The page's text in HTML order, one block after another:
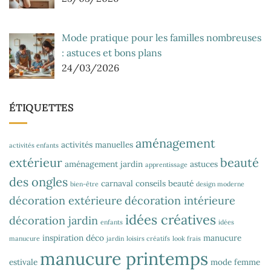
Mode pratique pour les familles nombreuses
: astuces et bons plans
24/03/2026
ÉTIQUETTES
activités enfants activités manuelles aménagement
extérieur aménagement jardin apprentissage astuces beauté
des ongles bien-être carnaval conseils beauté design moderne
décoration extérieure décoration intérieure
décoration jardin enfants idées créatives idées
manucure inspiration déco jardin loisirs créatifs look frais manucure
estivale manucure printemps mode femme